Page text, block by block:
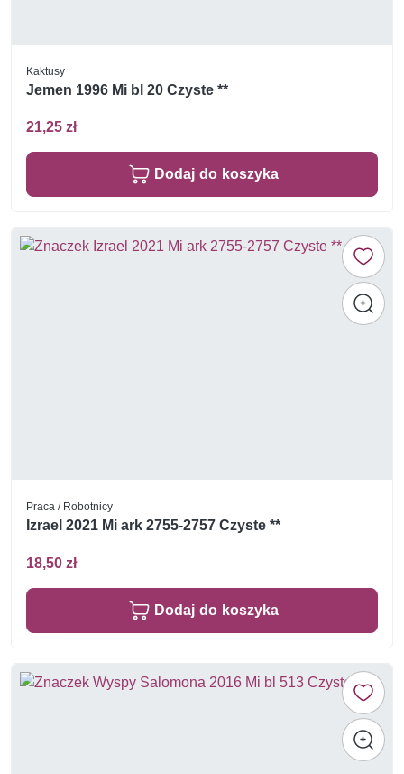
Kaktusy
Jemen 1996 Mi bl 20 Czyste **
21,25 zł
Dodaj do koszyka
Praca / Robotnicy
Izrael 2021 Mi ark 2755-2757 Czyste **
18,50 zł
Dodaj do koszyka